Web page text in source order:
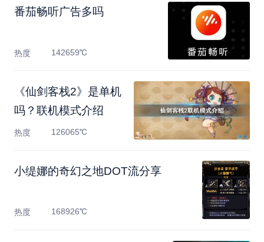
番茄畅听广告多吗
热度 142659℃
《仙剑客栈2》是单机
吗？联机模式介绍
热度 126065℃
小缇娜的奇幻之地DOT流分享
热度 168926℃